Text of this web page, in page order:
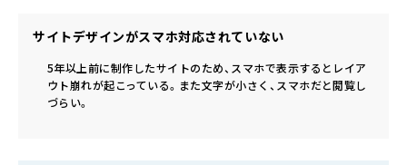
サイトデザインがスマホ対応されていない
5年以上前に制作したサイトのため、スマホで表示するとレイア
ウト崩れが起こっている。また文字が小さく、スマホだと閲覧し
づらい。